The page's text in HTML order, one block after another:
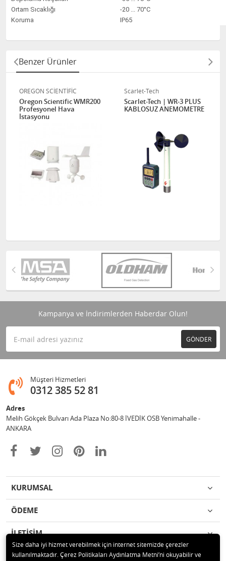
Ortam Sıcaklığı
-20 ... 70°C
Koruma
IP65
Benzer Ürünler
OREGON SCİENTİFİC
Oregon Scientific WMR200
Profesyonel Hava
İstasyonu
Scarlet-Tech
Scarlet-Tech | WR-3 PLUS
KABLOSUZ ANEMOMETRE
Kampanya ve İndirimlerden Haberdar Olun!
GÖNDER
Müşteri Hizmetleri
0312 385 52 81
Adres
Melih Gökçek Bulvarı Ada Plaza No:80-8 İVEDİK OSB Yenimahalle -
ANKARA
KURUMSAL
ÖDEME
İLETİŞİM
Size daha iyi hizmet verebilmek için internet sitemizde çerezler
kullanılmaktadır. Çerez Politikaları Aydınlatma Metni’ni okuyabilir ve